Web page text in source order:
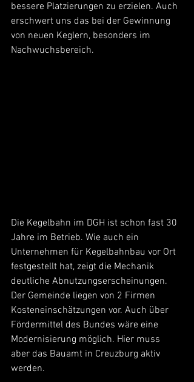
bessere Platzierungen zu erzielen. Auch
erschwert uns das bei der Gewinnung
von neuen Keglern, besonders im
Nachwuchsbereich.
Die Kegelbahn im DGH ist schon fast 30
Jahre im Betrieb. Wie auch ein
Unternehmen für Kegelbahnbau vor Ort
festgestellt hat, zeigt die Mechanik
deutliche Abnutzungserscheinungen.
Der Gemeinde liegen von 2 Firmen
Kosteneinschätzungen vor. Auch über
Fördermittel des Bundes wäre eine
Modernisierung möglich. Hier muss
aber das Bauamt in Creuzburg aktiv
werden.